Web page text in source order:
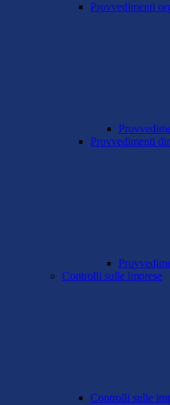
Provvedimenti
Provvedimenti
Controlli sulle imprese
Controlli sulle